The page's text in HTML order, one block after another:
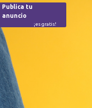
Publica tu
anuncio
¡es gratis!